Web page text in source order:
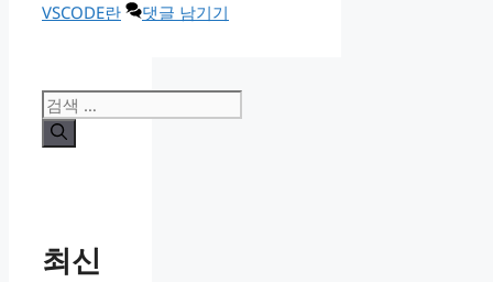
VSCODE란
댓글 남기기
검
색:
최신